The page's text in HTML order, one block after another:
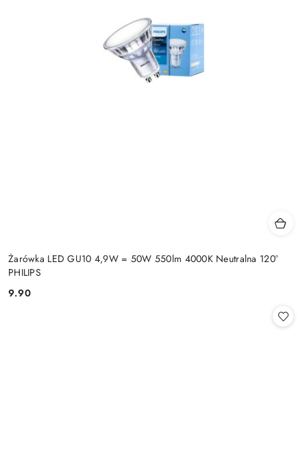
Żarówka LED GU10 4,9W = 50W 550lm 4000K Neutralna 120°
PHILIPS
Cena:
9.90